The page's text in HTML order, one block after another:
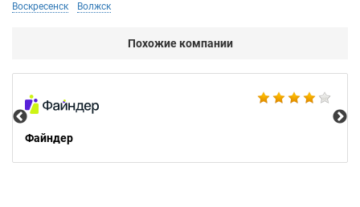
Воскресенск
Волжск
Похожие компании
Файндер